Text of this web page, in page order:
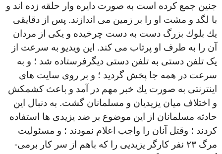
جنين جمع كرده است به صورت دايره وار حلقه زده اند و
با لگد و مشت او را بر زمين مى اندازند. پس از دقايقى
يك بلوك بزرگ دست به دست چرخيده و يكى از مردان
آن را به طرف او پرتاب مى كند. اين ويديو به سرعت از
یک تلفن دستى به تلفن دستى دیگرفرستاده شد ؛ و به
سرعت در همه جا پخش گرديد ؛ و بر روى سايت هاى
اينترنتى به صورت يك خبر مهم در آمد و باعث كشمكش
و اختلاف ميان يزيديان و مسلمانان گشت. به دنبال اين
حادثه مسلمانان از اين موضوع بر ضد يزيدى ها استفاده
كردند ؛ وقتل آنان را واجب اعلام نمودند ؛ و مسئوليت
مرگ ٢٣ نفر كارگر يزيديى را كه باهم از سر كار برمى-